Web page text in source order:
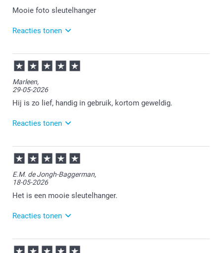
Mooie foto sleutelhanger
Reacties tonen
07-07-2026
13:37
Bedankt voor je review. Fijn om te horen dat je
tevreden bent. Heel veel plezier van je sleutelhanger!
Marleen,
29-05-2026
Hij is zo lief, handig in gebruik, kortom geweldig.
Reacties tonen
01-06-2026
13:23
Bedankt voor je bericht.
Wat leuk om te lezen.
Heel veel plezier ervan!
E.M. de Jongh-Baggerman,
18-05-2026
Het is een mooie sleutelhanger.
Reacties tonen
18-05-2026
13:47